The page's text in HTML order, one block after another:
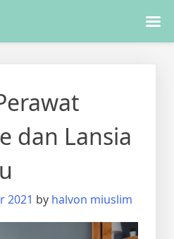
dan Lansia
2021 by halvon miuslim